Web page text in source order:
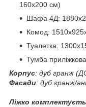
160x200 см)
Шафа 4Д:
Комод:
Туалетка:
Тумба
Корпус: дуб гранж
Фасади: дуб гранж/
Ліжко